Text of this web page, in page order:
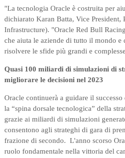
"La tecnologia Oracle è costruita per
dichiarato Karan Batta, Vice President,
Infrastructure). "Oracle Red Bull
che aiuta le aziende di tutto il mondo e
risolvere le sfide più grandi e
Quasi 100 miliardi di simulazioni di
migliorare le decisioni nel 2023
Oracle continuerà a guidare il
la “spina dorsale tecnologica” della
grazie ai miliardi di simulazioni
consentono agli strateghi di gara di
frazione di secondo. L'anno scorso
ruolo fondamentale nella vittoria del